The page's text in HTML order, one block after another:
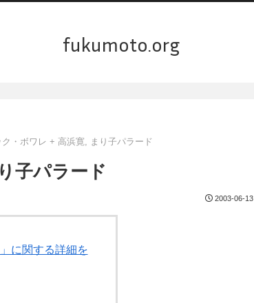
fukumoto.org
ク・ボワレ + 高浜寛, まり子パラード
子パラード
2003-06-13
に関する詳細を